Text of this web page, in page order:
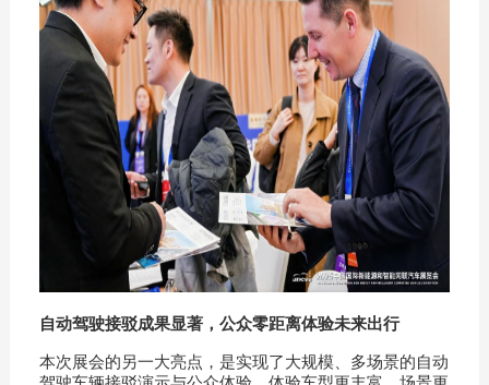
自动驾驶接驳成果显著，公众零距离体验未来出行
本次展会的另一大亮点，是实现了大规模、多场景的自动